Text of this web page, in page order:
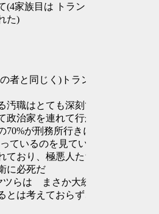
家族目は トランプ
た)
者と同じく)トランプ
汚職はとても深刻で、
政治家を連れて行かね
が刑務所行きにな
ているのを見ている)
ており、極悪人たちは
に必死だ
ツらは まさか大統領
とは考えておらず、過